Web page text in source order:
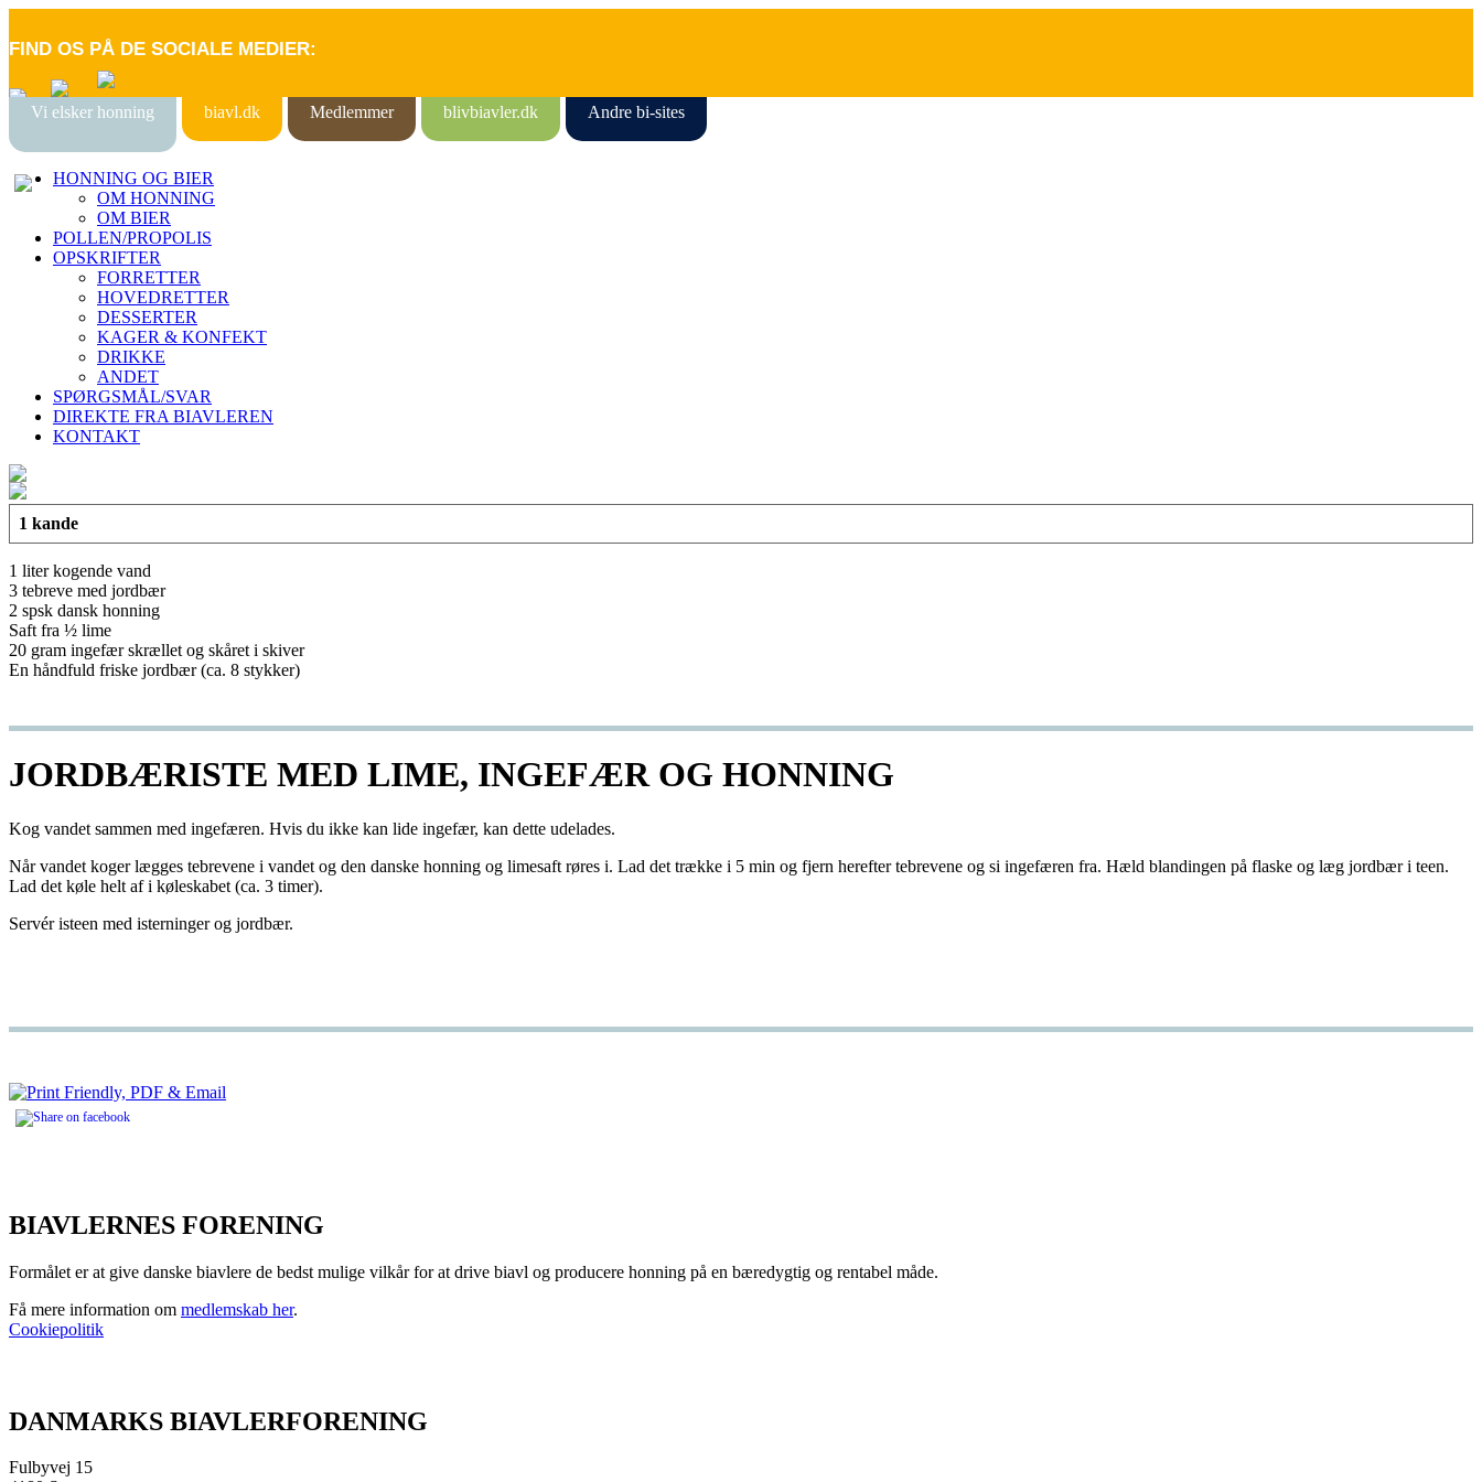
FIND OS PÅ DE SOCIALE MEDIER:
Vi elsker honning biavl.dk Medlemmer blivbiavler.dk Andre bi-sites
HONNING OG BIER
OM HONNING
OM BIER
POLLEN/PROPOLIS
OPSKRIFTER
FORRETTER
HOVEDRETTER
DESSERTER
KAGER & KONFEKT
DRIKKE
ANDET
SPØRGSMÅL/SVAR
DIREKTE FRA BIAVLEREN
KONTAKT
1 kande
1 liter kogende vand
3 tebreve med jordbær
2 spsk dansk honning
Saft fra ½ lime
20 gram ingefær skrællet og skåret i skiver
En håndfuld friske jordbær (ca. 8 stykker)
JORDBÆRISTE MED LIME, INGEFÆR OG HONNING
Kog vandet sammen med ingefæren. Hvis du ikke kan lide ingefær, kan dette udelades.
Når vandet koger lægges tebrevene i vandet og den danske honning og limesaft røres i. Lad det trække i 5 min og fjern herefter tebrevene og si ingefæren fra. Hæld blandingen på flaske og læg jordbær i teen.
Lad det køle helt af i køleskabet (ca. 3 timer).
Servér isteen med isterninger og jordbær.
BIAVLERNES FORENING
Formålet er at give danske biavlere de bedst mulige vilkår for at drive biavl og producere honning på en bæredygtig og rentabel måde.
Få mere information om medlemskab her.
Cookiepolitik
DANMARKS BIAVLERFORENING
Fulbyvej 15